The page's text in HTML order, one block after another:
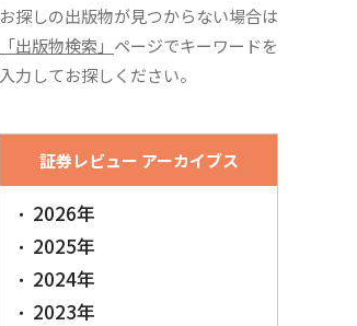
お探しの出版物が見つからない場合は
「出版物検索」 ページでキーワードを
入力してお探しください。
証券レビュー アーカイブス
2026年
2025年
2024年
2023年